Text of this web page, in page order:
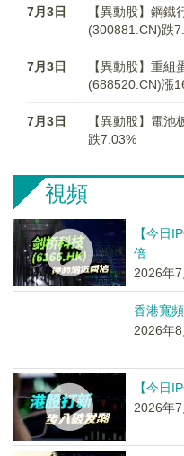
7月3日
【異動股】鋼
(300881.CN)跌
7月3日
【異動股】重
(688520.CN)漲
7月3日
【異動股】電
跌7.03%
視頻
【今日
倍
2026年
香港寬
2026年
【今日
2026年